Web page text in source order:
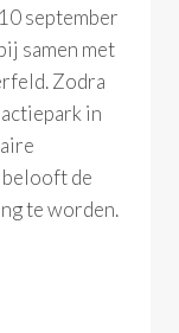
september
samen met
Zodra
in
de
te worden.